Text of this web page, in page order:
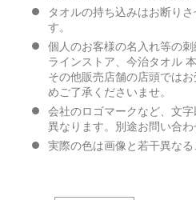
タオルの持ち込みはお断り
す。
個人のお客様の名入れ等の
ラインストア、今治タオル
その他販売店舗の店頭では
めご了承くださいませ。
会社のロゴマークなど、文
異なります。別途お問い合わ
実際の色は画像と若干異なる